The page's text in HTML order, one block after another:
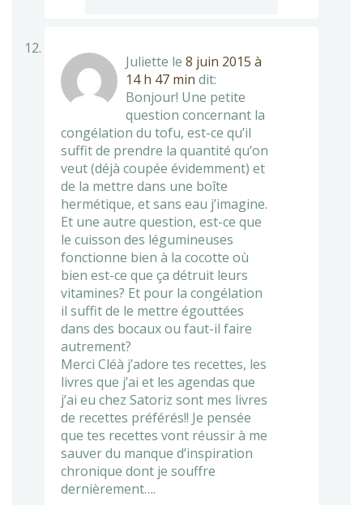
Juliette le 8 juin 2015 à
14 h 47 min dit:
Bonjour! Une petite
question concernant la
congélation du tofu, est-ce qu’il
suffit de prendre la quantité qu’on
veut (déjà coupée évidemment) et
de la mettre dans une boîte
hermétique, et sans eau j’imagine.
Et une autre question, est-ce que
le cuisson des légumineuses
fonctionne bien à la cocotte où
bien est-ce que ça détruit leurs
vitamines? Et pour la congélation
il suffit de le mettre égouttées
dans des bocaux ou faut-il faire
autrement?
Merci Cléà j’adore tes recettes, les
livres que j’ai et les agendas que
j’ai eu chez Satoriz sont mes livres
de recettes préférés!! Je pensée
que tes recettes vont réussir à me
sauver du manque d’inspiration
chronique dont je souffre
dernièrement….